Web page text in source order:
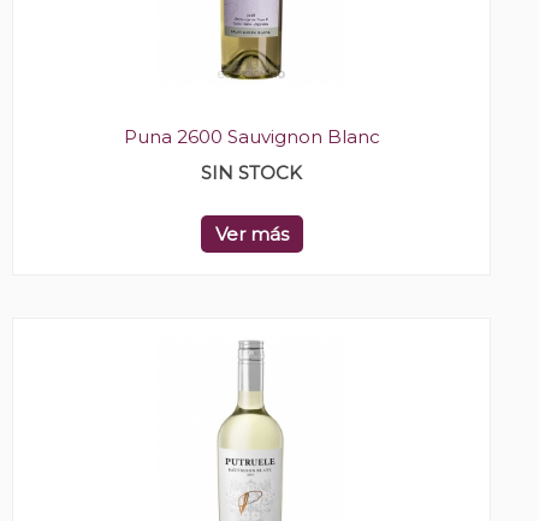
Puna 2600 Sauvignon Blanc
SIN STOCK
Ver más